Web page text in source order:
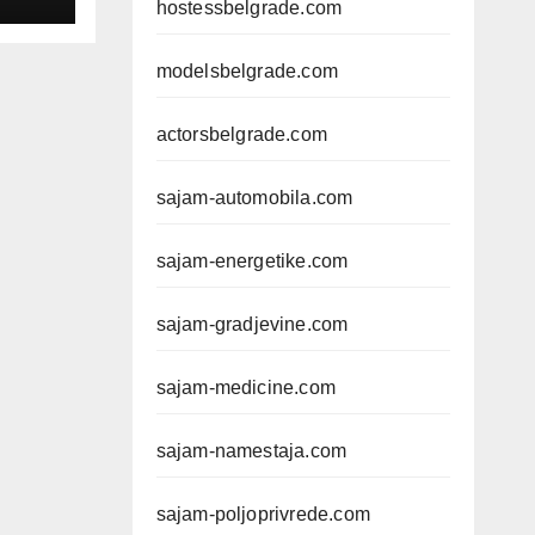
hostessbelgrade.com
modelsbelgrade.com
actorsbelgrade.com
sajam-automobila.com
sajam-energetike.com
sajam-gradjevine.com
sajam-medicine.com
sajam-namestaja.com
sajam-poljoprivrede.com